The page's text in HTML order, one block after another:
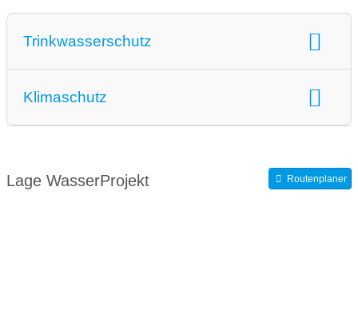
Trinkwasserschutz
Klimaschutz
Lage WasserProjekt Routenplaner